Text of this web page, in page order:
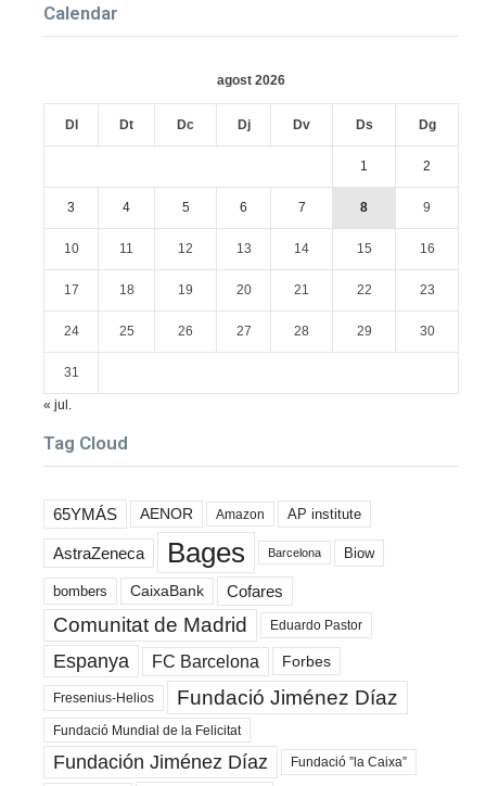
Calendar
agost 2026
Dl Dt Dc Dj Dv Ds Dg
1 2
3 4 5 6 7 8 9
10 11 12 13 14 15 16
17 18 19 20 21 22 23
24 25 26 27 28 29 30
31
« jul.
Tag Cloud
65YMÁS AENOR Amazon AP institute
AstraZeneca Bages Barcelona Biow
bombers CaixaBank Cofares
Comunitat de Madrid Eduardo Pastor
Espanya FC Barcelona Forbes
Fresenius-Helios Fundació Jiménez Díaz
Fundació Mundial de la Felicitat
Fundación Jiménez Díaz Fundació ”la Caixa”